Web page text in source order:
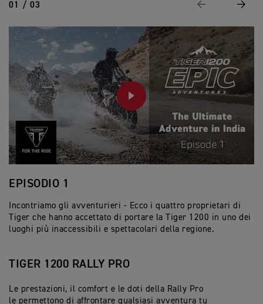
01 / 03 PrecedenteAvanti
PLAY
EPISODIO 1
Incontriamo gli avventurieri - Ecco i quattro proprietari di
Tiger che hanno accettato di portare la Tiger 1200 in uno dei
luoghi più inaccessibili e spettacolari della regione.
TIGER 1200 RALLY PRO
Le prestazioni, il comfort e le doti della Rally Pro
le permettono di affrontare qualsiasi avventura tu